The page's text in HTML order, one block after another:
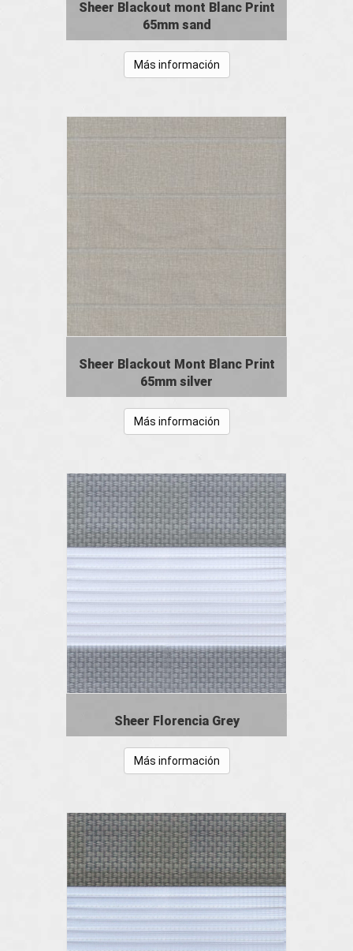
Sheer Blackout mont Blanc Print
65mm sand
Más información
Sheer Blackout Mont Blanc Print
65mm silver
Más información
Sheer Florencia Grey
Más información